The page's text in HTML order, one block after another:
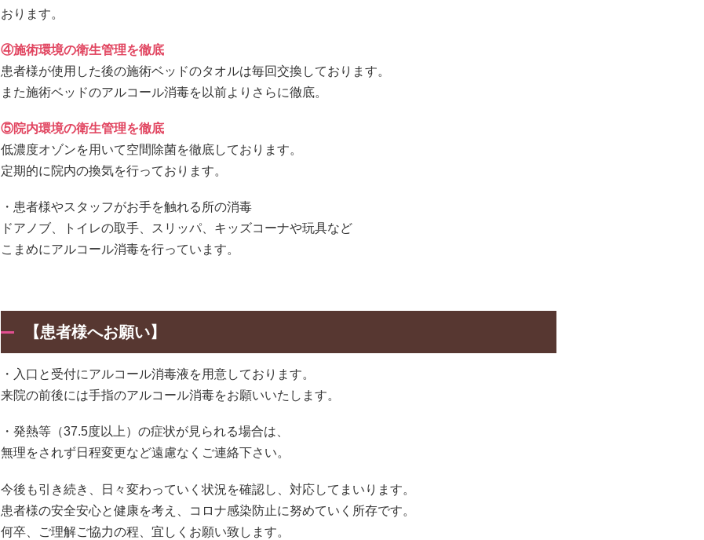
おります。
④施術環境の衛生管理を徹底
患者様が使用した後の施術ベッドのタオルは毎回交換しております。
また施術ベッドのアルコール消毒を以前よりさらに徹底。
⑤院内環境の衛生管理を徹底
低濃度オゾンを用いて空間除菌を徹底しております。
定期的に院内の換気を行っております。
・患者様やスタッフがお手を触れる所の消毒
ドアノブ、トイレの取手、スリッパ、キッズコーナや玩具など
こまめにアルコール消毒を行っています。
【患者様へお願い】
・入口と受付にアルコール消毒液を用意しております。
来院の前後には手指のアルコール消毒をお願いいたします。
・発熱等（37.5度以上）の症状が見られる場合は、
無理をされず日程変更など遠慮なくご連絡下さい。
今後も引き続き、日々変わっていく状況を確認し、対応してまいります。
患者様の安全安心と健康を考え、コロナ感染防止に努めていく所存です。
何卒、ご理解ご協力の程、宜しくお願い致します。